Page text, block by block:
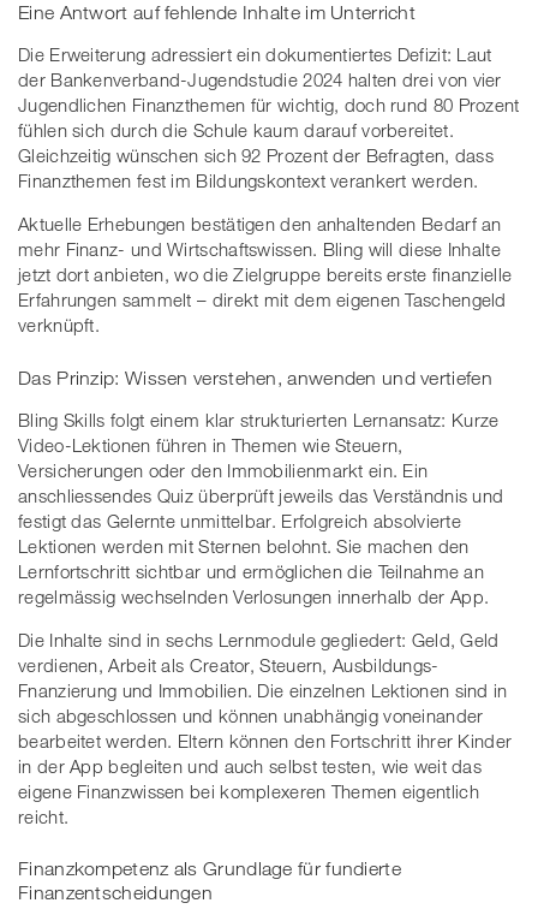
Eine Antwort auf fehlende Inhalte im Unterricht
Die Erweiterung adressiert ein dokumentiertes Defizit: Laut
der Bankenverband-Jugendstudie 2024 halten drei von vier
Jugendlichen Finanzthemen für wichtig, doch rund 80 Prozent
fühlen sich durch die Schule kaum darauf vorbereitet.
Gleichzeitig wünschen sich 92 Prozent der Befragten, dass
Finanzthemen fest im Bildungskontext verankert werden.
Aktuelle Erhebungen bestätigen den anhaltenden Bedarf an
mehr Finanz- und Wirtschaftswissen. Bling will diese Inhalte
jetzt dort anbieten, wo die Zielgruppe bereits erste finanzielle
Erfahrungen sammelt – direkt mit dem eigenen Taschengeld
verknüpft.
Das Prinzip: Wissen verstehen, anwenden und vertiefen
Bling Skills folgt einem klar strukturierten Lernansatz: Kurze
Video-Lektionen führen in Themen wie Steuern,
Versicherungen oder den Immobilienmarkt ein. Ein
anschliessendes Quiz überprüft jeweils das Verständnis und
festigt das Gelernte unmittelbar. Erfolgreich absolvierte
Lektionen werden mit Sternen belohnt. Sie machen den
Lernfortschritt sichtbar und ermöglichen die Teilnahme an
regelmässig wechselnden Verlosungen innerhalb der App.
Die Inhalte sind in sechs Lernmodule gegliedert: Geld, Geld
verdienen, Arbeit als Creator, Steuern, Ausbildungs-
Fnanzierung und Immobilien. Die einzelnen Lektionen sind in
sich abgeschlossen und können unabhängig voneinander
bearbeitet werden. Eltern können den Fortschritt ihrer Kinder
in der App begleiten und auch selbst testen, wie weit das
eigene Finanzwissen bei komplexeren Themen eigentlich
reicht.
Finanzkompetenz als Grundlage für fundierte
Finanzentscheidungen